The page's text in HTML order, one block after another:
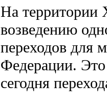
На территории
возведению
переходов для
Федерации.
сегодня